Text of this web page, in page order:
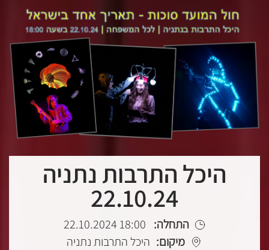
היכל התרבות נתניה
22.10.24
התחלה: 18:00 22.10.2024
מיקום: היכל התרבות נתניה